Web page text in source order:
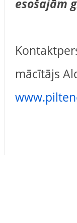
esošajām
mācītājs